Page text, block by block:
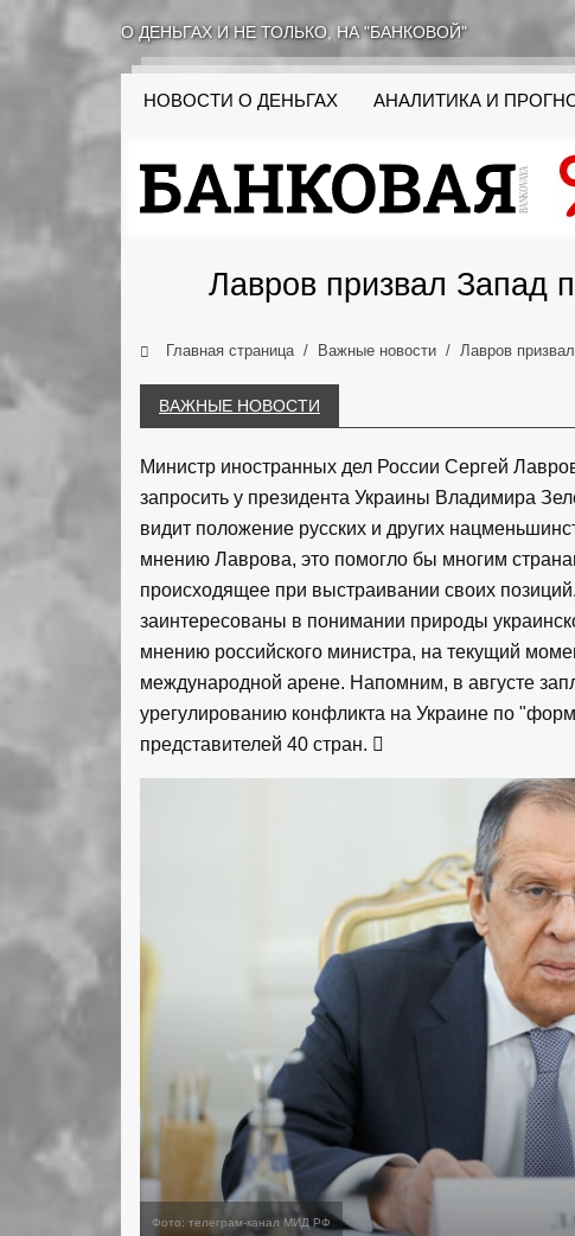
О ДЕНЬГАХ И НЕ ТОЛЬКО, НА "БАНКОВОЙ"
НОВОСТИ О ДЕНЬГАХ АНАЛИТИКА И
Лавров призвал Запад
Главная страница Важные новости Лавров
ВАЖНЫЕ НОВОСТИ
Министр иностранных дел России Сергей
запросить у президента Украины Владимира
видит положение русских и других
мнению Лаврова, это помогло бы многим
происходящее при выстраивании своих
заинтересованы в понимании природы
мнению российского министра, на текущий
международной арене. Напомним, в августе
урегулированию конфликта на Украине по
представителей 40 стран.
Фото: телеграм-канал МИД РФ